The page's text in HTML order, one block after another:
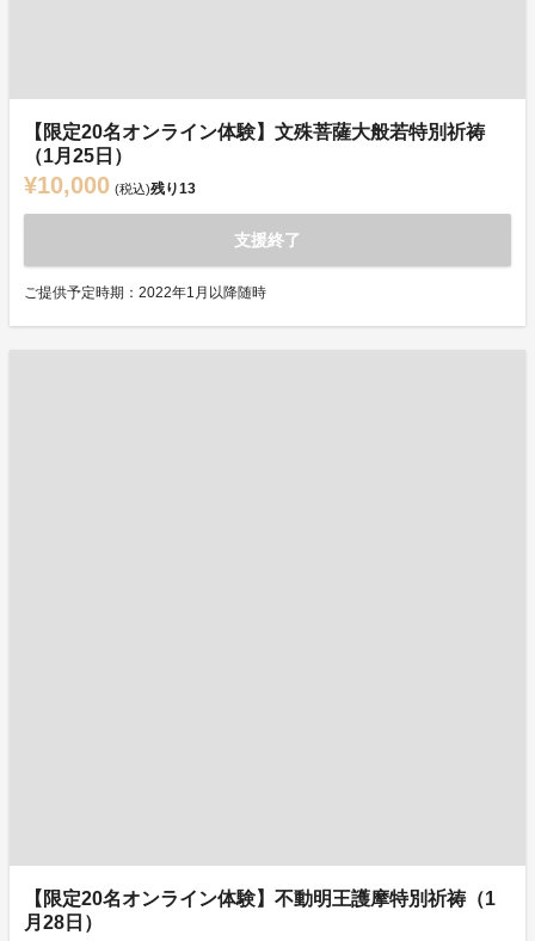
【限定20名オンライン体験】文殊菩薩大般若特別祈祷
（1月25日）
¥10,000 (税込)残り13
支援終了
ご提供予定時期：2022年1月以降随時
【限定20名オンライン体験】不動明王護摩特別祈祷（1
月28日）